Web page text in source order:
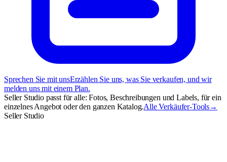
Sprechen Sie mit unsErzählen Sie uns, was Sie verkaufen, und wir
melden uns mit einem Plan.
Seller Studio passt für alle: Fotos, Beschreibungen und Labels, für ein
einzelnes Angebot oder den ganzen Katalog.Alle Verkäufer-Tools→
Seller Studio